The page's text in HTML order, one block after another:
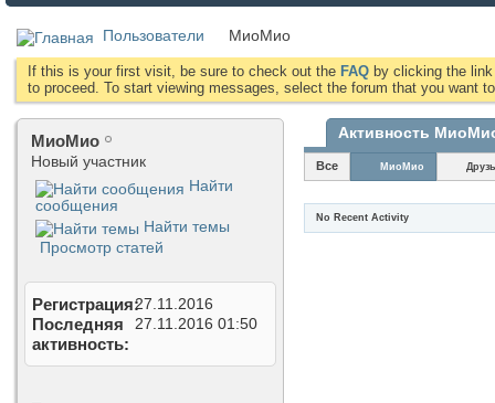
Пользователи МиоМио
If this is your first visit, be sure to check out the FAQ by clicking the
to proceed. To start viewing messages, select the forum that you want
МиоМио
Новый участник
Найти
сообщения
Найти темы
Просмотр статей
Регистрация27.11.2016
Последняя
активность
27.11.2016 01:50
Активность
Все МиоМио
No Recent Activity